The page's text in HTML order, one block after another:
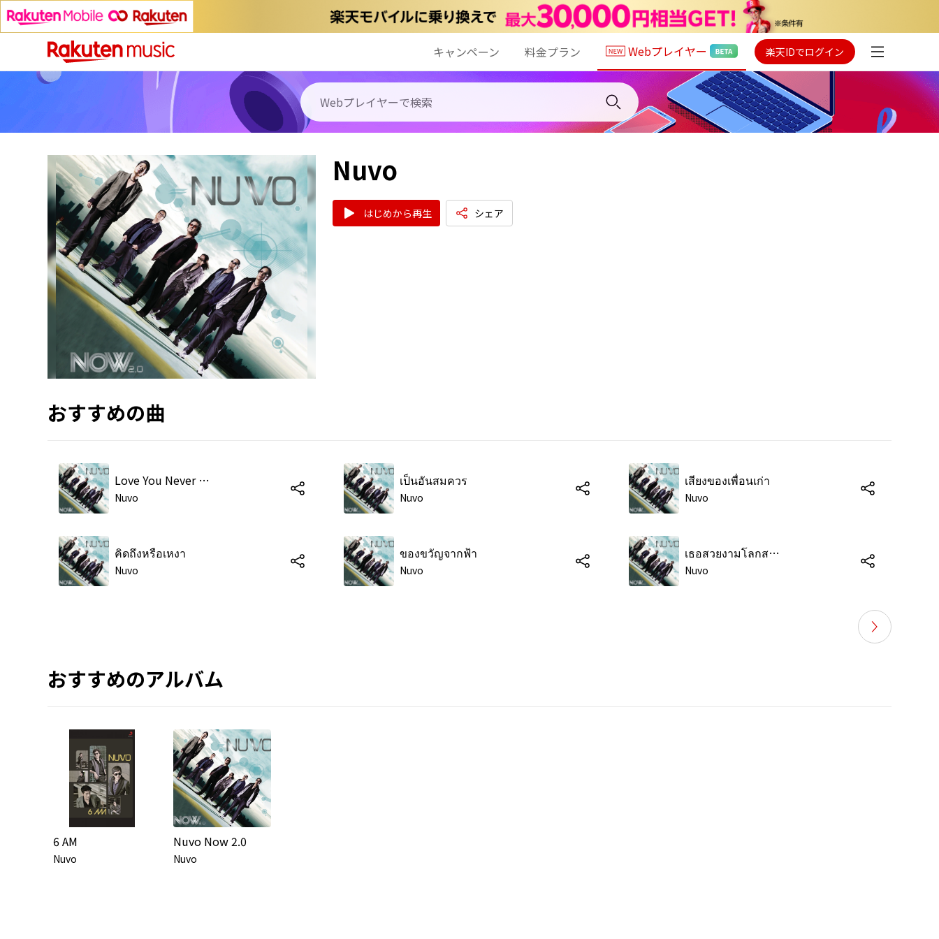
キャンペーン 料金プラン Webプレイヤー 楽天IDでログイン
Nuvo
はじめから再生 シェア
おすすめの曲
Love You Never Die
Nuvo
คิดถึงหรือเหงา
Nuvo
เป็นอันสมควร
Nuvo
ของขวัญจากฟ้า
Nuvo
เสียงของเพื่อนเก่า
Nuvo
เธอสวยงามโลกสวยงาม
Nuvo
おすすめのアルバム
6 AM
Nuvo
Nuvo Now 2.0
Nuvo